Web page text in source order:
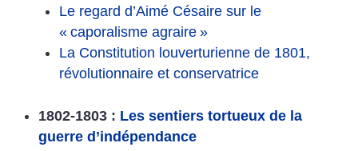
Le regard d’Aimé Césaire sur le
« caporalisme agraire »
La Constitution louverturienne de 1801,
révolutionnaire et conservatrice
1802-1803 : Les sentiers tortueux de la
guerre d’indépendance